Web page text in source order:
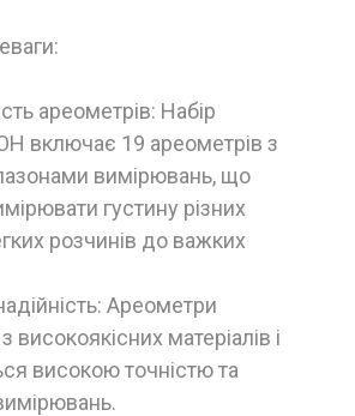
ареометрів: Набір
включає 19 ареометрів з
вимірювань, що
густину різних
розчинів до важких
Ареометри
високоякісних матеріалів і
високою точністю та